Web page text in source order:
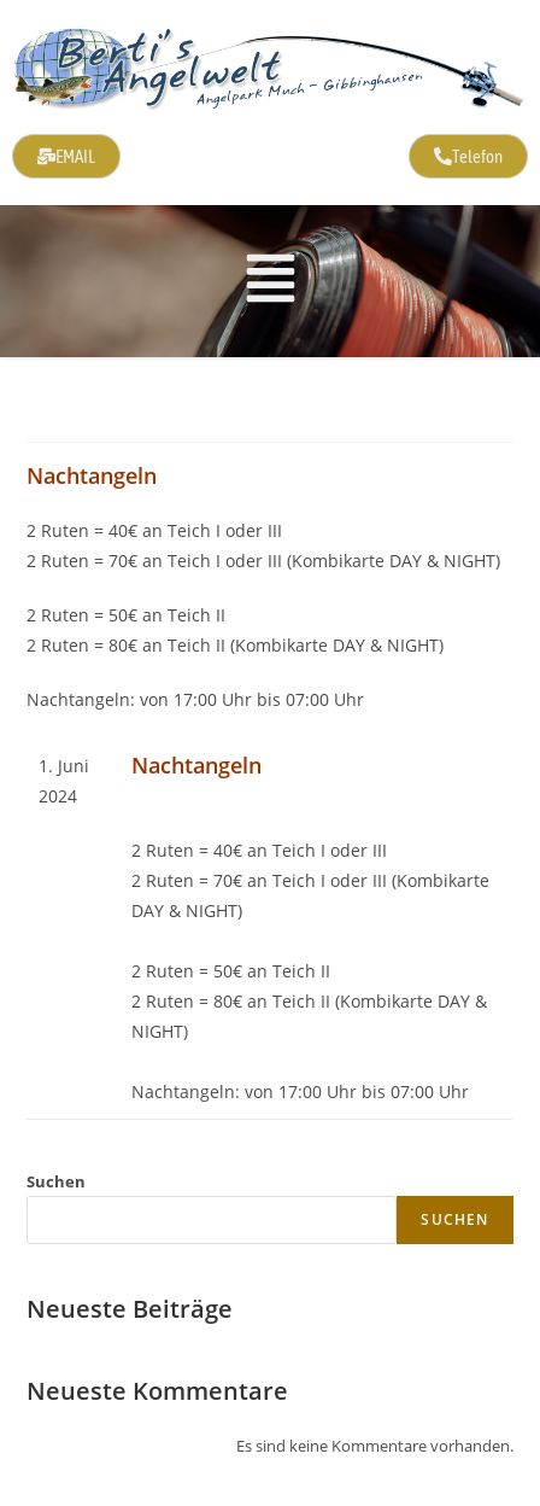
EMAIL Telefon
Nachtangeln
2 Ruten = 40€ an Teich I oder III
2 Ruten = 70€ an Teich I oder III (Kombikarte DAY & NIGHT)
2 Ruten = 50€ an Teich II
2 Ruten = 80€ an Teich II (Kombikarte DAY & NIGHT)
Nachtangeln: von 17:00 Uhr bis 07:00 Uhr
1. Juni
2024
Nachtangeln
2 Ruten = 40€ an Teich I oder III
2 Ruten = 70€ an Teich I oder III (Kombikarte
DAY & NIGHT)
2 Ruten = 50€ an Teich II
2 Ruten = 80€ an Teich II (Kombikarte DAY &
NIGHT)
Nachtangeln: von 17:00 Uhr bis 07:00 Uhr
Suchen
SUCHEN
Neueste Beiträge
Neueste Kommentare
Es sind keine Kommentare vorhanden.